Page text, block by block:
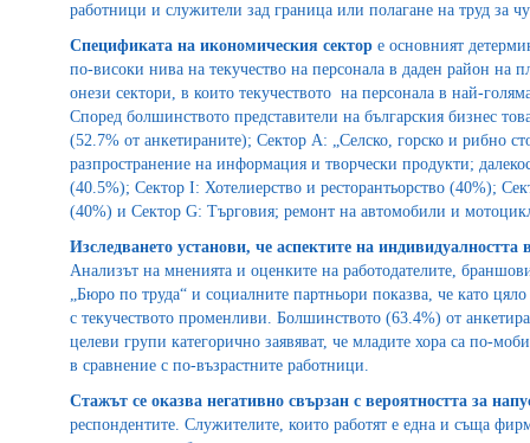
работници и служители зад граница или полагане на труд за
Спецификата на икономическия сектор е основният
по-високи нива на текучество на персонала в даден район на
онези сектори, в които текучеството на персонала в най-
Според болшинството представители на българския бизнес
(52.7% от анкетираните); Сектор A: „Селско, горско и рибно
разпространение на информация и творчески продукти;
(40.5%); Сектор I: Хотелиерство и ресторантьорство (40%);
(40%) и Сектор G: Търговия; ремонт на автомобили и
Изследването установи, че аспектите на
Анализът на мненията и оценките на работодателите,
„Бюро по труда“ и социалните партньори показва, че като цяло
с текучеството променливи. Болшинството (63.4%) от
целеви групи категорично заявяват, че младите хора са по-
в сравнение с по-възрастните работници.
Стажът се оказва негативно свързан с вероятността за
респондентите. Служителите, които работят е една и съща